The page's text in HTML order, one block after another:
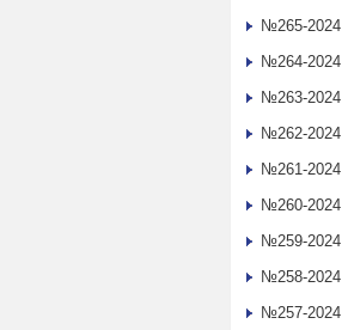
№265-2024
№264-2024
№263-2024
№262-2024
№261-2024
№260-2024
№259-2024
№258-2024
№257-2024